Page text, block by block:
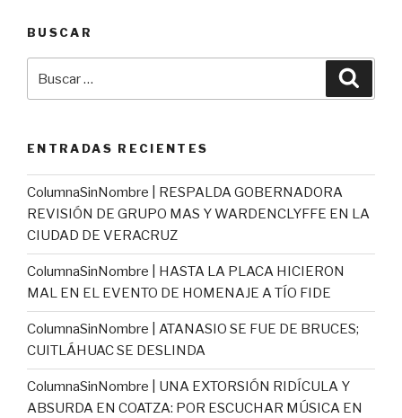
BUSCAR
ENTRADAS RECIENTES
ColumnaSinNombre | RESPALDA GOBERNADORA
REVISIÓN DE GRUPO MAS Y WARDENCLYFFE EN LA
CIUDAD DE VERACRUZ
ColumnaSinNombre | HASTA LA PLACA HICIERON
MAL EN EL EVENTO DE HOMENAJE A TÍO FIDE
ColumnaSinNombre | ATANASIO SE FUE DE BRUCES;
CUITLÁHUAC SE DESLINDA
ColumnaSinNombre | UNA EXTORSIÓN RIDÍCULA Y
ABSURDA EN COATZA: POR ESCUCHAR MÚSICA EN